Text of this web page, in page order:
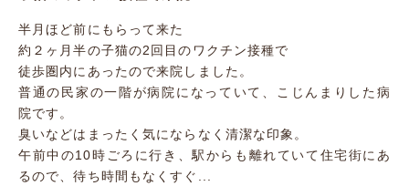
半月ほど前にもらって来た
約２ヶ月半の子猫の2回目のワクチン接種で
徒歩圏内にあったので来院しました。
普通の民家の一階が病院になっていて、こじんまりした病
院です。
臭いなどはまったく気にならなく清潔な印象。
午前中の10時ごろに行き、駅からも離れていて住宅街にあ
るので、待ち時間もなくすぐ...